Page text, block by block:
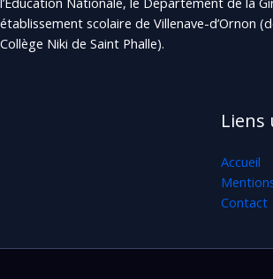
établissement scolaire de Villenave-d’Ornon
Collège Niki de Saint Phalle).
Liens
Accueil
Contact